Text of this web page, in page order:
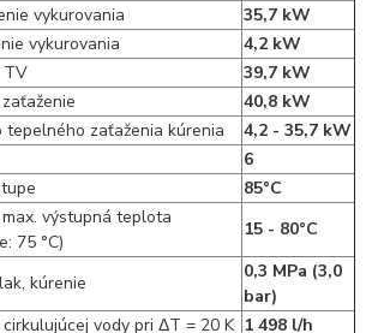
vykurovania
35,7 kW
vykurovania
4,2 kW
TV
39,7 kW
40,8 kW
tepelného zaťaženia kúrenia
4,2 - 35,7 kW
6
85°C
výstupná teplota
75 °C)
15 - 80°C
kúrenie
0,3 MPa (3,0
bar)
vody pri ΔT = 20 K 1 498 l/h